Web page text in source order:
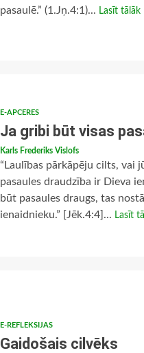
pasaulē.” (1.Jņ.4:1)... Lasīt tālāk
E-APCERES
Ja gribi būt visas
Karls Frederiks Vislofs
“Laulības pārkāpēju cilts, vai
pasaules draudzība ir Dieva
būt pasaules draugs, tas
ienaidnieku.” [Jēk.4:4]... Lasīt
E-REFLEKSIJAS
Gaidošais cilvēks